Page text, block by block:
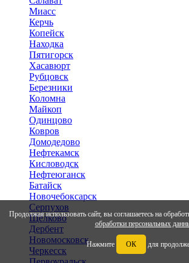
Продолжая использовать сайт, вы соглашаетесь на
обработки персональных
Нажмите ОК для
Миасс
Керчь
Копейск
Находка
Пятигорск
Хасавюрт
Рубцовск
Березники
Коломна
Майкоп
Одинцово
Ковров
Домодедово
Нефтекамск
Кисловодск
Нефтеюганск
Батайск
Новочебоксарск
Серпухов
Щёлково
Дербент
Новомосковск
Черкесск